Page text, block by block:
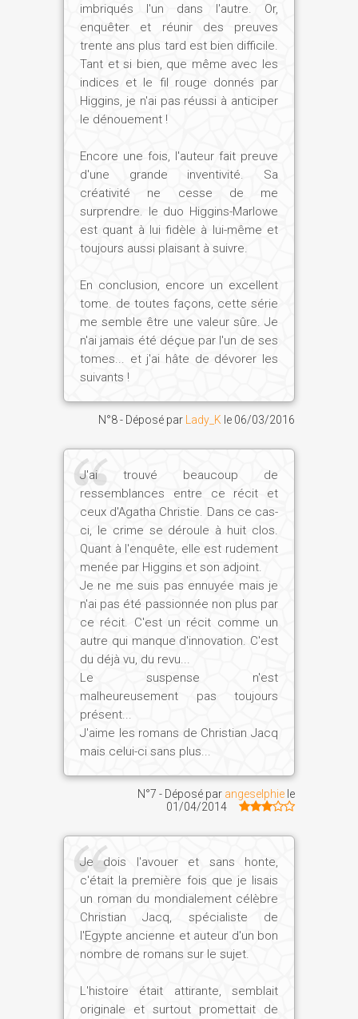
imbriqués l'un dans l'autre. Or,
enquêter et réunir des preuves
trente ans plus tard est bien difficile.
Tant et si bien, que même avec les
indices et le fil rouge donnés par
Higgins, je n'ai pas réussi à anticiper
le dénouement !
Encore une fois, l'auteur fait preuve
d'une grande inventivité. Sa
créativité ne cesse de me
surprendre. le duo Higgins-Marlowe
est quant à lui fidèle à lui-même et
toujours aussi plaisant à suivre.
En conclusion, encore un excellent
tome. de toutes façons, cette série
me semble être une valeur sûre. Je
n'ai jamais été déçue par l'un de ses
tomes... et j'ai hâte de dévorer les
suivants !
N°8 - Déposé par Lady_K le 06/03/2016
J'ai trouvé beaucoup de
ressemblances entre ce récit et
ceux d'Agatha Christie. Dans ce cas-
ci, le crime se déroule à huit clos.
Quant à l'enquête, elle est rudement
menée par Higgins et son adjoint.
Je ne me suis pas ennuyée mais je
n'ai pas été passionnée non plus par
ce récit. C'est un récit comme un
autre qui manque d'innovation. C'est
du déjà vu, du revu...
Le suspense n'est
malheureusement pas toujours
présent...
J'aime les romans de Christian Jacq
mais celui-ci sans plus...
N°7 - Déposé par angeselphie le
01/04/2014
Je dois l'avouer et sans honte,
c'était la première fois que je lisais
un roman du mondialement célèbre
Christian Jacq, spécialiste de
l'Egypte ancienne et auteur d'un bon
nombre de romans sur le sujet.
L'histoire était attirante, semblait
originale et surtout promettait de